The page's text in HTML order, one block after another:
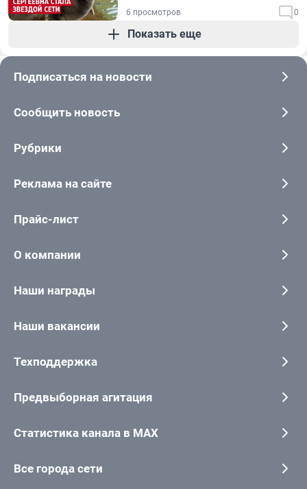
6 просмотров 0
Показать еще
Подписаться на новости
Сообщить новость
Рубрики
Реклама на сайте
Прайс-лист
О компании
Наши награды
Наши вакансии
Техподдержка
Предвыборная агитация
Статистика канала в MAX
Все города сети